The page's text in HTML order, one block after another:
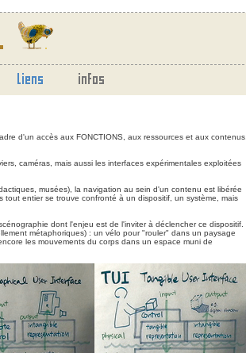
d'un accès aux FONCTIONS, aux ressources et aux contenus.
caméras, mais aussi les interfaces expérimentales exploitées
musées), la navigation au sein d'un contenu est libérée
entier se trouve confronté à un dispositif, un système, mais
dont l'enjeu est de l'inviter à déclencher ce dispositif.
métaphoriques) : un vélo pour "rouler" dans un paysage
les mouvements du corps dans un espace muni de